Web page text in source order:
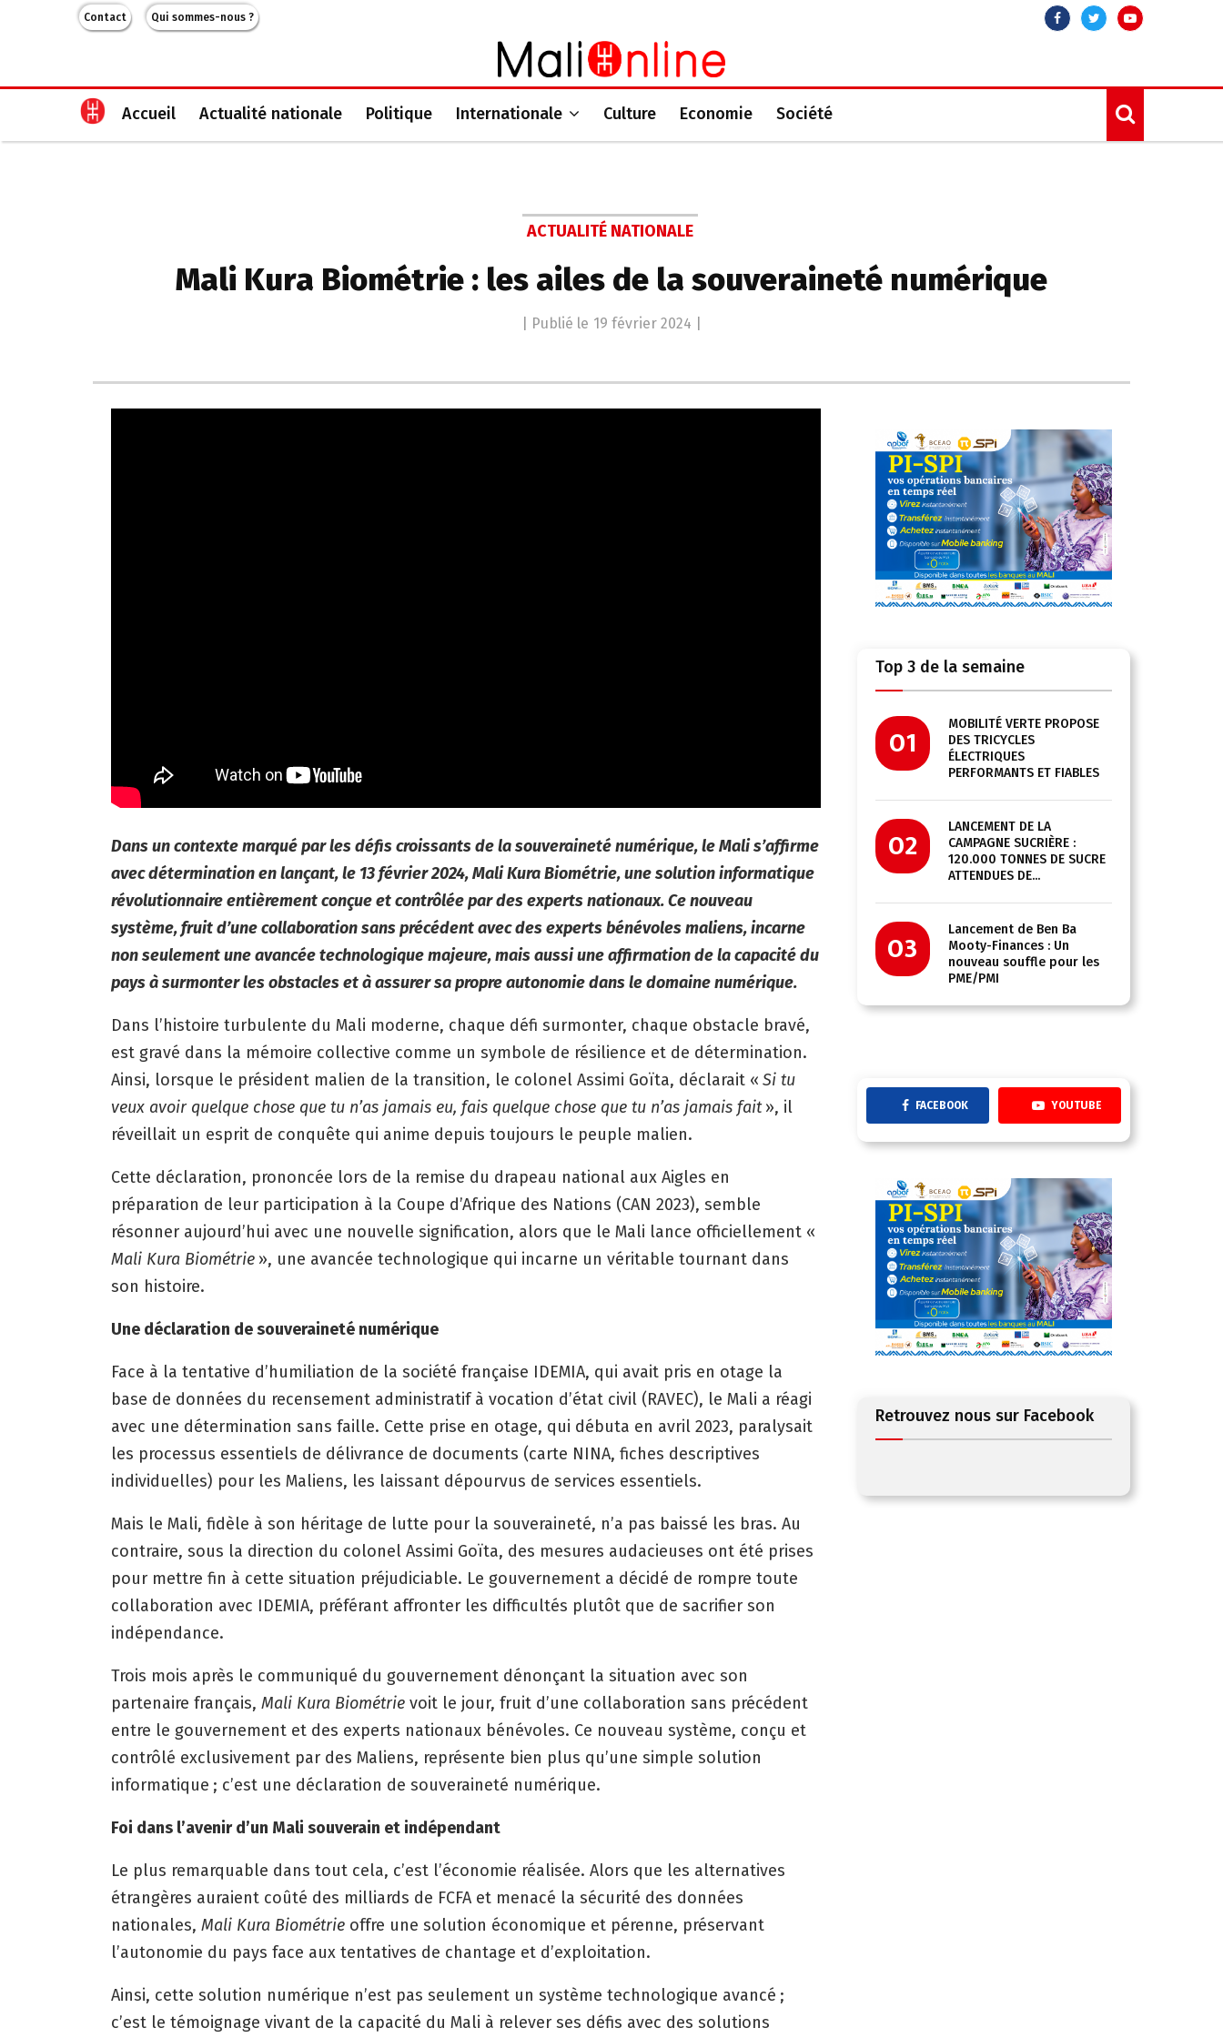
Contact Qui sommes-nous ? FacebookTwitterYoutube
Accueil Actualité nationale Politique Internationale Culture Economie Société
ACTUALITÉ NATIONALE
Mali Kura Biométrie : les ailes de la souveraineté numérique
| Publié le 19 février 2024
Dans un contexte marqué par les défis croissants de la souveraineté numérique, le Mali s’affirme
avec détermination en lançant, le 13 février 2024, Mali Kura Biométrie, une solution informatique
révolutionnaire entièrement conçue et contrôlée par des experts nationaux. Ce nouveau
système, fruit d’une collaboration sans précédent avec des experts bénévoles maliens, incarne
non seulement une avancée technologique majeure, mais aussi une affirmation de la capacité du
pays à surmonter les obstacles et à assurer sa propre autonomie dans le domaine numérique.
Dans l’histoire turbulente du Mali moderne, chaque défi surmonter, chaque obstacle bravé,
est gravé dans la mémoire collective comme un symbole de résilience et de détermination.
Ainsi, lorsque le président malien de la transition, le colonel Assimi Goïta, déclarait « Si tu
veux avoir quelque chose que tu n’as jamais eu, fais quelque chose que tu n’as jamais fait», il
réveillait un esprit de conquête qui anime depuis toujours le peuple malien.
Cette déclaration, prononcée lors de la remise du drapeau national aux Aigles en
préparation de leur participation à la Coupe d’Afrique des Nations (CAN 2023), semble
résonner aujourd’hui avec une nouvelle signification, alors que le Mali lance officiellement «
Mali Kura Biométrie », une avancée technologique qui incarne un véritable tournant dans
son histoire.
Une déclaration de souveraineté numérique
Face à la tentative d’humiliation de la société française IDEMIA, qui avait pris en otage la
base de données du recensement administratif à vocation d’état civil (RAVEC), le Mali a réagi
avec une détermination sans faille. Cette prise en otage, qui débuta en avril 2023, paralysait
les processus essentiels de délivrance de documents (carte NINA, fiches descriptives
individuelles) pour les Maliens, les laissant dépourvus de services essentiels.
Mais le Mali, fidèle à son héritage de lutte pour la souveraineté, n’a pas baissé les bras. Au
contraire, sous la direction du colonel Assimi Goïta, des mesures audacieuses ont été prises
pour mettre fin à cette situation préjudiciable. Le gouvernement a décidé de rompre toute
collaboration avec IDEMIA, préférant affronter les difficultés plutôt que de sacrifier son
indépendance.
Trois mois après le communiqué du gouvernement dénonçant la situation avec son
partenaire français, Mali Kura Biométrie voit le jour, fruit d’une collaboration sans précédent
entre le gouvernement et des experts nationaux bénévoles. Ce nouveau système, conçu et
contrôlé exclusivement par des Maliens, représente bien plus qu’une simple solution
informatique ; c’est une déclaration de souveraineté numérique.
Foi dans l’avenir d’un Mali souverain et indépendant
Le plus remarquable dans tout cela, c’est l’économie réalisée. Alors que les alternatives
étrangères auraient coûté des milliards de FCFA et menacé la sécurité des données
nationales, Mali Kura Biométrie offre une solution économique et pérenne, préservant
l’autonomie du pays face aux tentatives de chantage et d’exploitation.
Ainsi, cette solution numérique n’est pas seulement un système technologique avancé ;
c’est le témoignage vivant de la capacité du Mali à relever ses défis avec des solutions
Top 3 de la semaine
01
MOBILITÉ VERTE PROPOSE
DES TRICYCLES
ÉLECTRIQUES
PERFORMANTS ET FIABLES
02
LANCEMENT DE LA
CAMPAGNE SUCRIÈRE :
120.000 TONNES DE SUCRE
ATTENDUES DE...
03
Lancement de Ben Ba
Mooty-Finances : Un
nouveau souffle pour les
PME/PMI
FACEBOOK YOUTUBE
Retrouvez nous sur Facebook